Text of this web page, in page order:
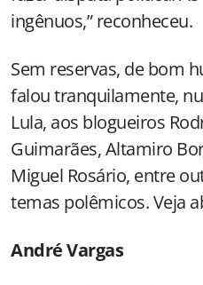
ingênuos,” reconheceu.
Sem reservas, de bom
falou tranquilamente,
Lula, aos blogueiros
Guimarães, Altamiro
Miguel Rosário, entre
temas polêmicos. Veja
André Vargas